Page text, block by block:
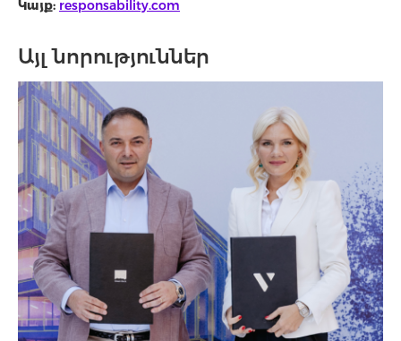
Կայք: responsability.com
Այլ նորություններ